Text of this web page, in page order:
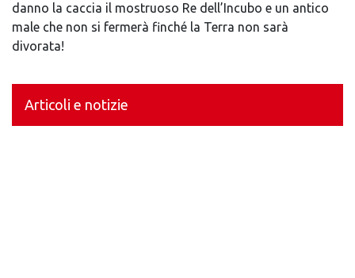
danno la caccia il mostruoso Re dell’Incubo e un antico
male che non si fermerà finché la Terra non sarà
divorata!
Articoli e notizie